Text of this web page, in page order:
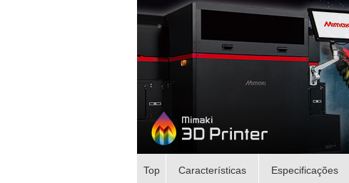
Top Características Especificações